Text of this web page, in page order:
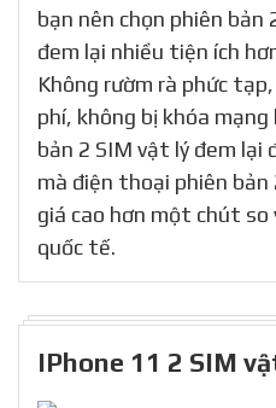
bạn nên chọn phiên bản
đem lại nhiều tiện ích
Không rườm rà phức
phí, không bị khóa
bản 2 SIM vật lý đem lại
mà điện thoại phiên bản
giá cao hơn một chút so
quốc tế.
IPhone 11 2 SIM